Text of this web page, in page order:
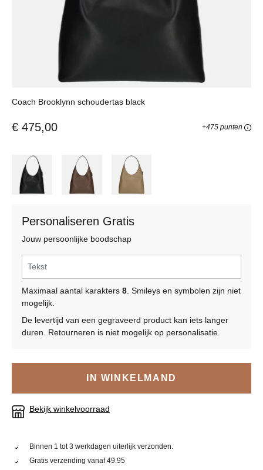
Coach Brooklynn schoudertas black
€ 475,00 +475 punten
Personaliseren Gratis
Jouw persoonlijke boodschap
Maximaal aantal karakters 8. Smileys en symbolen zijn niet
mogelijk.
De levertijd van een gegraveerd product kan iets langer
duren. Retourneren is niet mogelijk op personalisatie.
IN WINKELMAND
Bekijk winkelvoorraad
Binnen 1 tot 3 werkdagen uiterlijk verzonden.
Gratis verzending vanaf 49.95